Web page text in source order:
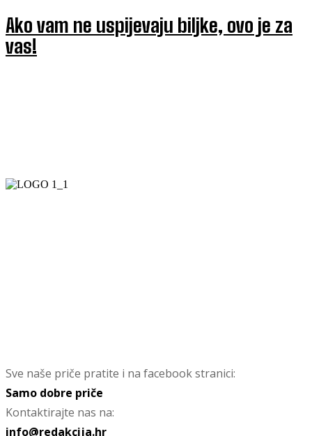
Ako vam ne uspijevaju biljke, ovo je za
vas!
Sve naše priče pratite i na facebook stranici:
Samo dobre priče
Kontaktirajte nas na:
info@redakcija.hr